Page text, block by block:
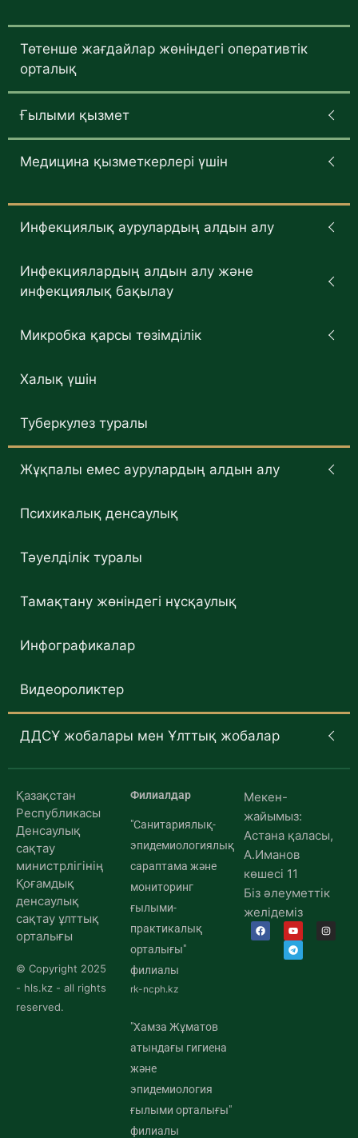
Төтенше жағдайлар жөніндегі оперативтік
орталық
Ғылыми қызмет
Медицина қызметкерлері үшін
Инфекциялық аурулардың алдын алу
Инфекциялардың алдын алу және
инфекциялық бақылау
Микробка қарсы төзімділік
Халық үшін
Туберкулез туралы
Жұқпалы емес аурулардың алдын алу
Психикалық денсаулық
Тәуелділік туралы
Тамақтану жөніндегі нұсқаулық
Инфографикалар
Видеороликтер
ДДСҰ жобалары мен Ұлттық жобалар
Қазақстан
Республикасы
Денсаулық
сақтау
министрлігінің
Қоғамдық
денсаулық
сақтау ұлттық
орталығы
© Copyright 2025
- hls.kz - all rights
reserved.
Филиалдар
"Санитариялық-
эпидемиологиялық
сараптама және
мониторинг
ғылыми-
практикалық
орталығы"
филиалы
rk-ncph.kz
"Хамза Жұматов
атындағы гигиена
және
эпидемиология
ғылыми орталығы"
филиалы
Мекен-
жайымыз:
Астана қаласы,
А.Иманов
көшесі 11
Біз әлеуметтік
желідеміз